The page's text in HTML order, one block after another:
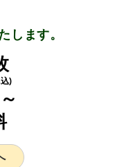
します。
)